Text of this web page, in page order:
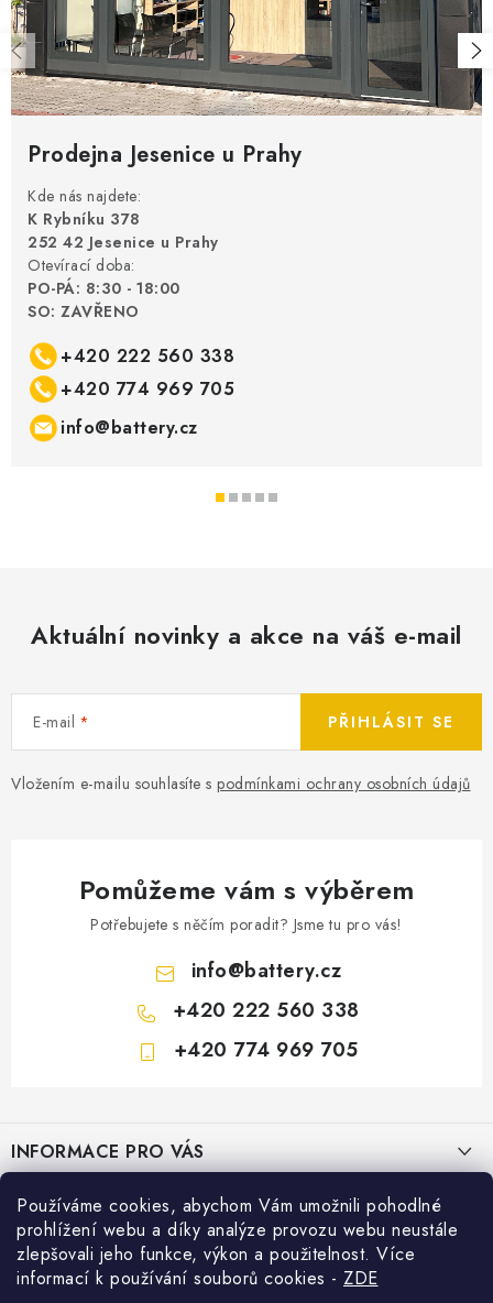
Používáme cookies, abychom Vám umožnili pohodlné
prohlížení webu a díky analýze provozu webu neustále
zlepšovali jeho funkce, výkon a použitelnost. Více
informací k používání souborů cookies - ZDE
Prodejna Jesenice u Prahy
Kde nás najdete:
K Rybníku 378
252 42 Jesenice u Prahy
Otevírací doba:
PO-PÁ: 8:30 - 18:00
SO: ZAVŘENO
+420 222 560 338
+420 774 969 705
info@battery.cz
Aktuální novinky a akce na váš e-mail
E-mail
Vložením e-mailu souhlasíte s podmínkami ochrany osobních údajů
PŘIHLÁSIT SE
Pomůžeme vám s výběrem
Potřebujete s něčím poradit? Jsme tu pro vás!
info@battery.cz
+420 222 560 338
+420 774 969 705
pINFORMACE PRO VÁS
KONTAKTY
POŠTOVNÉ A DOPRAVA
KONFIGURÁTOR AUTOBATERIÍ
PRODEJNY BATTERY.CZ
Prodejna Brno - Pražákova ul.
Konfigurátor AUTOBATERIE